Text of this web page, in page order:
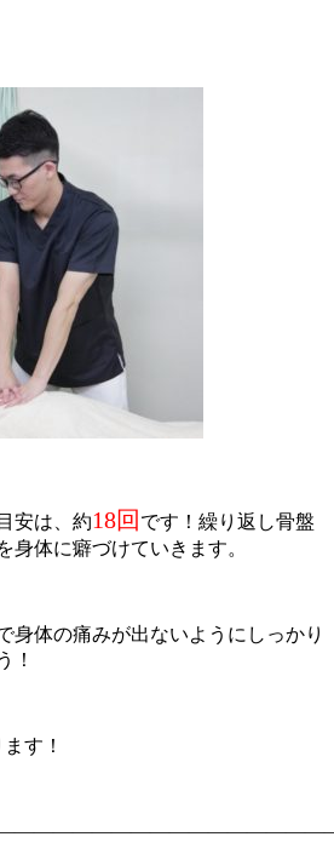
安は、約18回です！繰り返し骨盤
身体に癖づけていきます。
身体の痛みが出ないようにしっかり
！
す！